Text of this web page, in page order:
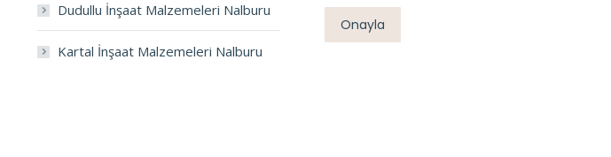
Dudullu İnşaat Malzemeleri Nalburu
Kartal İnşaat Malzemeleri Nalburu
Onayla